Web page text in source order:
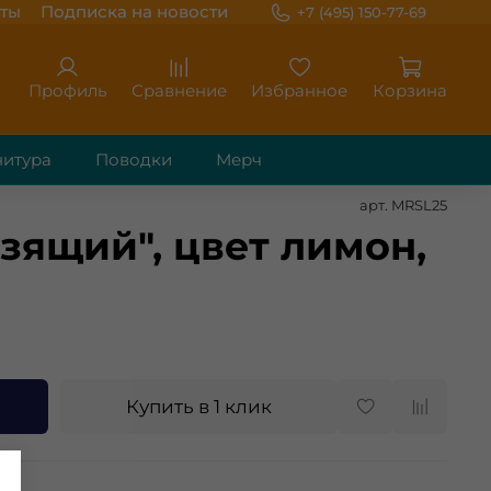
Подписка на новости +7 (495) 150-77-69
Профиль Сравнение Избранное Корзина
Поводки Мерч
арт. MRSL25
цвет лимон,
Купить в 1 клик